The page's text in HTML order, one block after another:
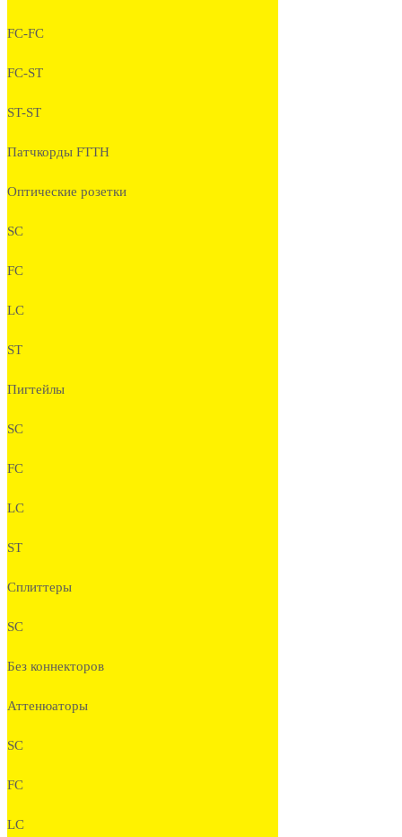
FC-FC
FC-ST
ST-ST
Патчкорды FTTH
Оптические розетки
SC
FC
LC
ST
Пигтейлы
SC
FC
LC
ST
Сплиттеры
SC
Без коннекторов
Аттенюаторы
SC
FC
LC